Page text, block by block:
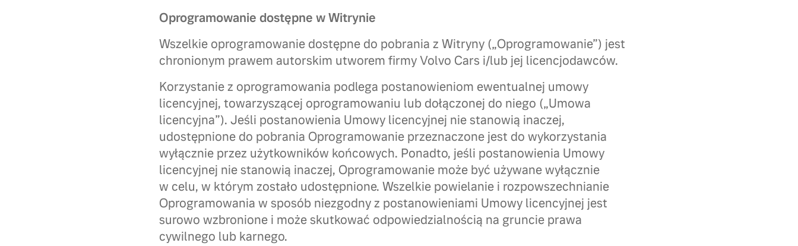
Oprogramowanie dostępne w Witrynie
Wszelkie oprogramowanie dostępne do pobrania z Witryny („Oprogramowanie”) jest
chronionym prawem autorskim utworem firmy Volvo Cars i/lub jej licencjodawców.
Korzystanie z oprogramowania podlega postanowieniom ewentualnej umowy
licencyjnej, towarzyszącej oprogramowaniu lub dołączonej do niego („Umowa
licencyjna”). Jeśli postanowienia Umowy licencyjnej nie stanowią inaczej,
udostępnione do pobrania Oprogramowanie przeznaczone jest do wykorzystania
wyłącznie przez użytkowników końcowych. Ponadto, jeśli postanowienia Umowy
licencyjnej nie stanowią inaczej, Oprogramowanie może być używane wyłącznie
w celu, w którym zostało udostępnione. Wszelkie powielanie i rozpowszechnianie
Oprogramowania w sposób niezgodny z postanowieniami Umowy licencyjnej jest
surowo wzbronione i może skutkować odpowiedzialnością na gruncie prawa
cywilnego lub karnego.